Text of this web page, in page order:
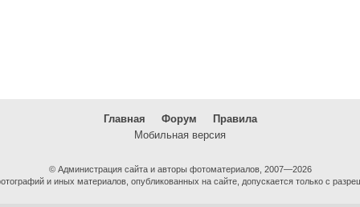
Главная Форум
Правила
Мобильная версия
© Администрация сайта и авторы фотоматериалов, 2007—2026
и иных материалов, опубликованных на сайте, допускается только с